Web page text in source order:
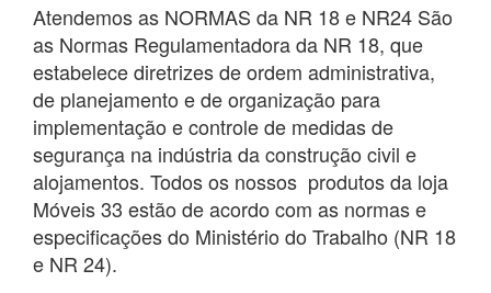
Atendemos as NORMAS da NR 18 e NR24 São
as Normas Regulamentadora da NR 18, que
estabelece diretrizes de ordem administrativa,
de planejamento e de organização para
implementação e controle de medidas de
segurança na indústria da construção civil e
alojamentos. Todos os nossos produtos da loja
Móveis 33 estão de acordo com as normas e
especificações do Ministério do Trabalho (NR 18
e NR 24).